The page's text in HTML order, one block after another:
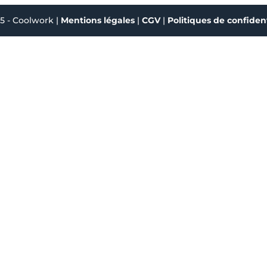
- Coolwork | Mentions légales| CGV | Politiques de